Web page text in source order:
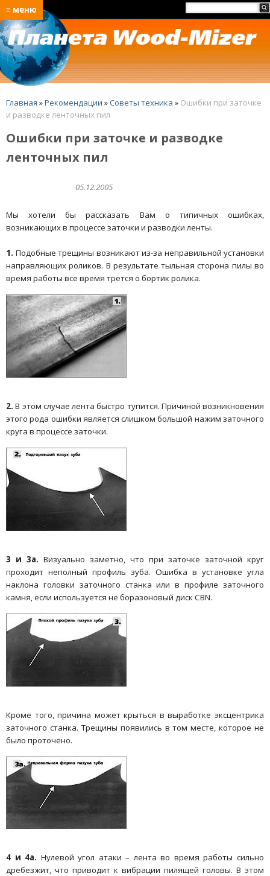
≡ меню
Главная »Рекомендации »Советы техника » Ошибки при заточке
и разводке ленточных пил
Ошибки при заточке и разводке
ленточных пил
05.12.2005
Мы хотели бы рассказать Вам о типичных ошибках,
возникающих в процессе заточки и разводки ленты.
1. Подобные трещины возникают из-за неправильной установки
направляющих роликов. В результате тыльная сторона пилы во
время работы все время трется о бортик ролика.
2. В этом случае лента быстро тупится. Причиной возникновения
этого рода ошибки является слишком большой нажим заточного
круга в процессе заточки.
3 и 3а. Визуально заметно, что при заточке заточной круг
проходит неполный профиль зуба. Ошибка в установке угла
наклона головки заточного станка или в профиле заточного
камня, если используется не боразоновый диск CBN.
Кроме того, причина может крыться в выработке эксцентрика
заточного станка. Трещины появились в том месте, которое не
было проточено.
4 и 4а. Нулевой угол атаки – лента во время работы сильно
дребезжит, что приводит к вибрации пилящей головы. В этом